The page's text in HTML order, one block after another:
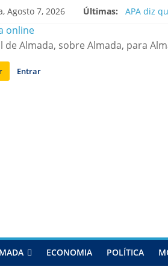
Agosto 7, 2026 Últimas:
APA diz
Ponte
Situação
de Almada, sobre Almada, para
Entrar
ECONOMIA POLÍTICA